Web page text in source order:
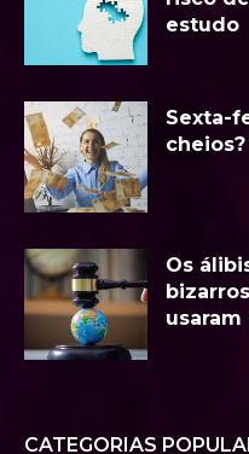
estudo
Sexta-
Os
usaram
CATEGORIAS